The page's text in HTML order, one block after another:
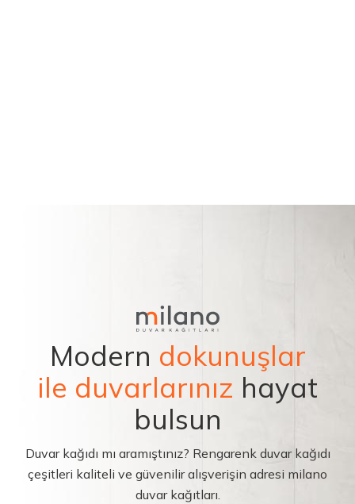
Modern dokunuşlar
ile duvarlarınız hayat
bulsun
Duvar kağıdı mı aramıştınız? Rengarenk duvar kağıdı
çeşitleri kaliteli ve güvenilir alışverişin adresi milano
duvar kağıtları.